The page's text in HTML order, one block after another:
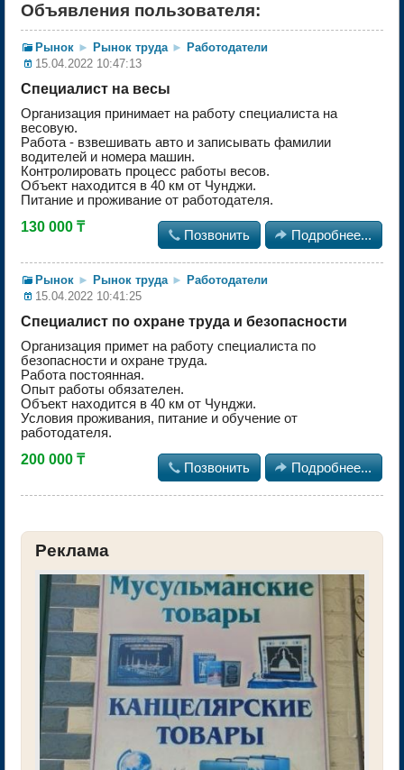
Объявления пользователя:
Рынок ► Рынок труда ► Работодатели
15.04.2022 10:47:13
Специалист на весы
Организация принимает на работу специалиста на
весовую.
Работа - взвешивать авто и записывать фамилии
водителей и номера машин.
Контролировать процесс работы весов.
Объект находится в 40 км от Чунджи.
Питание и проживание от работодателя.
130 000 ₸
 Позвонить  Подробнее...
Рынок ► Рынок труда ► Работодатели
15.04.2022 10:41:25
Специалист по охране труда и безопасности
Организация примет на работу специалиста по
безопасности и охране труда.
Работа постоянная.
Опыт работы обязателен.
Объект находится в 40 км от Чунджи.
Условия проживания, питание и обучение от
работодателя.
200 000 ₸
 Позвонить  Подробнее...
Реклама